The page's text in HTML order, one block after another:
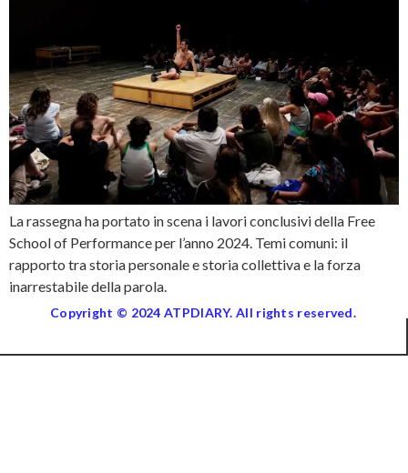
La rassegna ha portato in scena i lavori conclusivi della Free
School of Performance per l’anno 2024. Temi comuni: il
rapporto tra storia personale e storia collettiva e la forza
inarrestabile della parola.
Copyright © 2024 ATPDIARY. All rights reserved.